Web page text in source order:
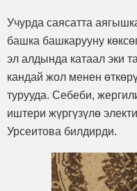
Учурда саясатта
башка башкарууну
эл алдында катаал эки
кандай жол менен
турууда. Себеби,
иштери жүргүзүлө
Урсеитова билдирди.